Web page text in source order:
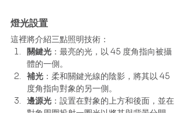
燈光設置
這裡將介紹三點照明技術：
關鍵光 ：最亮的光，以 45 度角指向被攝
體的一側。
補光 ：柔和關鍵光線的陰影，將其以 45
度角指向對象的另一側。
邊源光 ：設置在對象的上方和後面，並在